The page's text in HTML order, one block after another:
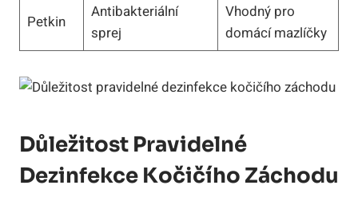
Petkin
Antibakteriální
sprej
Vhodný pro
domácí mazlíčky
Důležitost Pravidelné
Dezinfekce Kočičího Záchodu